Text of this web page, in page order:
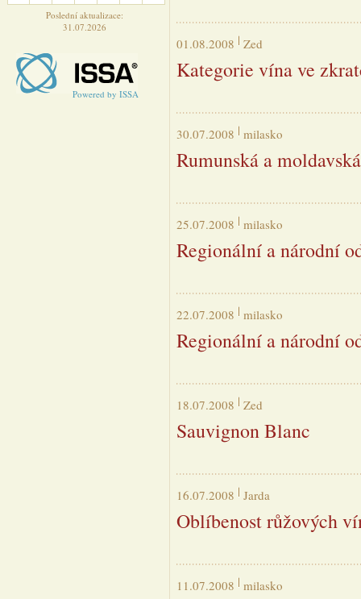
Poslední aktualizace:
31.07.2026
Powered by ISSA
01.08.2008 Zed
Kategorie vína ve
30.07.2008 milasko
Rumunská a
25.07.2008 milasko
Regionální a národní
22.07.2008 milasko
Regionální a národní
18.07.2008 Zed
Sauvignon Blanc
16.07.2008 Jarda
Oblíbenost růžových
11.07.2008 milasko